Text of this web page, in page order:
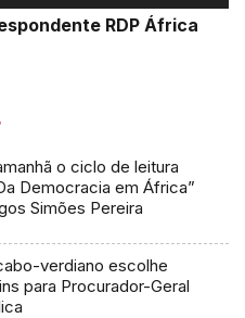
RDP África
o ciclo de leitura
Democracia em África”
Simões Pereira
verdiano escolhe
para Procurador-Geral